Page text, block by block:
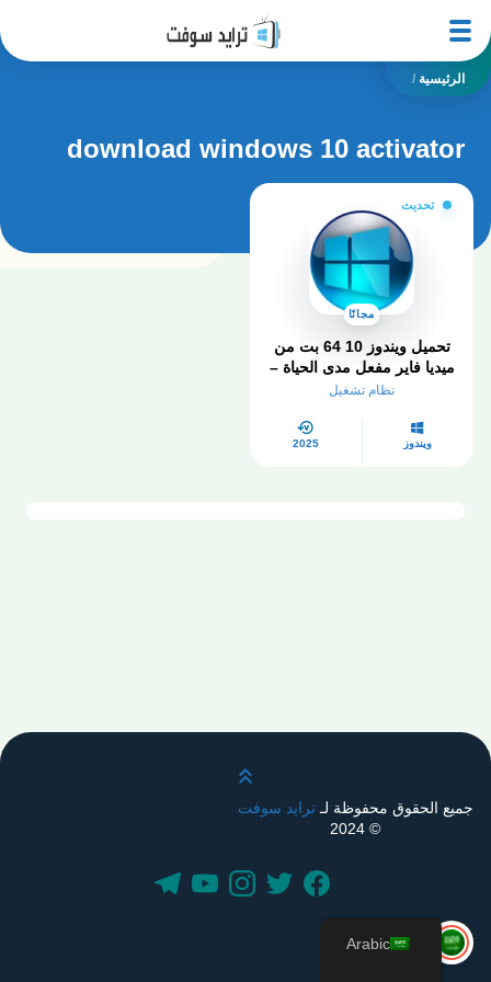
الرئيسية /
download windows 10 activator
تحديث
مجانًا
تحميل ويندوز 10 64 بت من
ميديا ​​فاير مفعل مدى الحياة –
الدليل الشامل في 2025
نظام تشغيل
ويندوز 2025
قم بالتمرير لأعلى
جميع الحقوق محفوظة لـترايد سوفت
© 2024
Arabic